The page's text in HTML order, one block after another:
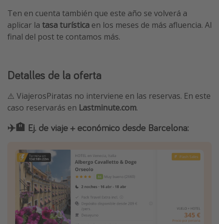
Ten en cuenta también que este año se volverá a
aplicar la tasa turística en los meses de más afluencia. Al
final del post te contamos más.
Detalles de la oferta
⚠️ ViajerosPiratas no interviene en las reservas. En este
caso reservarás en Lastminute.com.
✈️🏨 Ej. de viaje + económico desde Barcelona: